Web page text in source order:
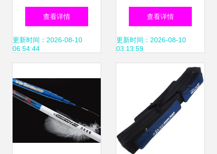
轮 功能、性能与选
购全指南
查看详情
更新时间：2026-08-10
06:54:44
老鬼鱼饵有限责任
公司的商业底蕴与
查看详情
更新时间：2026-08-10
03:13:59